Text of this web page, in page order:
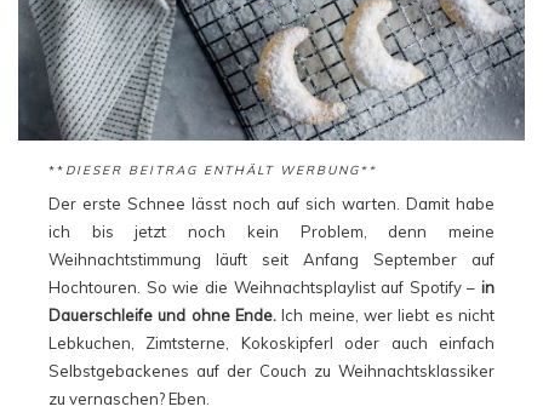
** DIESER BEITRAG ENTHÄLT WERBUNG**
Der erste Schnee lässt noch auf sich warten. Damit habe
ich bis jetzt noch kein Problem, denn meine
Weihnachtstimmung läuft seit Anfang September auf
Hochtouren. So wie die Weihnachtsplaylist auf Spotify – in
Dauerschleife und ohne Ende. Ich meine, wer liebt es nicht
Lebkuchen, Zimtsterne, Kokoskipferl oder auch einfach
Selbstgebackenes auf der Couch zu Weihnachtsklassiker
zu vernaschen? Eben.